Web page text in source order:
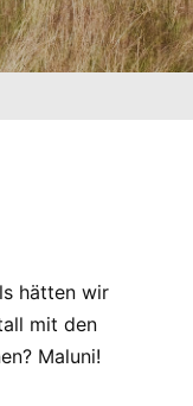
hätten wir
mit den
Maluni!